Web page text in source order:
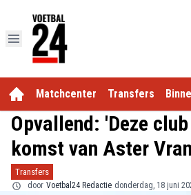
Matchcenter Transfers
Opvallend: 'Deze
komst van Aster
Transfers
door Voetbal24 Redactie donderdag, 18 juni